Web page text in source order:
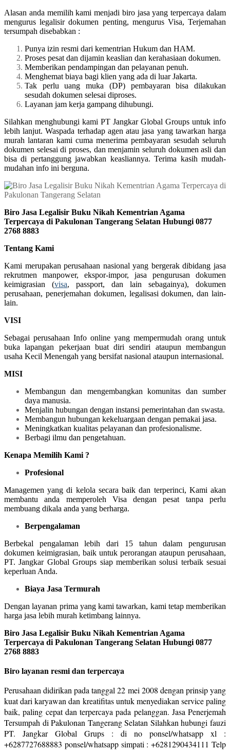
Alasan anda memilih kami menjadi biro jasa yang terpercaya dalam
mengurus legalisir dokumen penting, mengurus Visa, Terjemahan
tersumpah disebabkan :
Punya izin resmi dari kementrian Hukum dan HAM.
Proses pesat dan dijamin keaslian dan kerahasiaan dokumen.
Memberikan pendampingan dan pelayanan penuh.
Menghemat biaya bagi klien yang ada di luar Jakarta.
Tak perlu uang muka (DP) pembayaran bisa dilakukan
sesudah dokumen selesai diproses.
Layanan jam kerja gampang dihubungi.
Silahkan menghubungi kami PT Jangkar Global Groups untuk info
lebih lanjut. Waspada terhadap agen atau jasa yang tawarkan harga
murah lantaran kami cuma menerima pembayaran sesudah seluruh
dokumen selesai di proses, dan menjamin seluruh dokumen asli dan
bisa di pertanggung jawabkan keasliannya. Terima kasih mudah-
mudahan info ini berguna.
Biro Jasa Legalisir Buku Nikah Kementrian Agama
Terpercaya di Pakulonan Tangerang Selatan Hubungi 0877
2768 8883
Tentang Kami
Kami merupakan perusahaan nasional yang bergerak dibidang jasa
rekrutmen manpower, ekspor-impor, jasa pengurusan dokumen
keimigrasian (visa, passport, dan lain sebagainya), dokumen
perusahaan, penerjemahan dokumen, legalisasi dokumen, dan lain-
lain.
VISI
Sebagai perusahaan Info online yang mempermudah orang untuk
buka lapangan pekerjaan buat diri sendiri ataupun membangun
usaha Kecil Menengah yang bersifat nasional ataupun internasional.
MISI
Membangun dan mengembangkan komunitas dan sumber
daya manusia.
Menjalin hubungan dengan instansi pemerintahan dan swasta.
Membangun hubungan kekeluargaan dengan pemakai jasa.
Meningkatkan kualitas pelayanan dan profesionalisme.
Berbagi ilmu dan pengetahuan.
Kenapa Memilih Kami ?
Profesional
Managemen yang di kelola secara baik dan terperinci, Kami akan
membantu anda memperoleh Visa dengan pesat tanpa perlu
membuang dikala anda yang berharga.
Berpengalaman
Berbekal pengalaman lebih dari 15 tahun dalam pengurusan
dokumen keimigrasian, baik untuk perorangan ataupun perusahaan,
PT. Jangkar Global Groups siap memberikan solusi terbaik sesuai
keperluan Anda.
Biaya Jasa Termurah
Dengan layanan prima yang kami tawarkan, kami tetap memberikan
harga jasa lebih murah ketimbang lainnya.
Biro Jasa Legalisir Buku Nikah Kementrian Agama
Terpercaya di Pakulonan Tangerang Selatan Hubungi 0877
2768 8883
Biro layanan resmi dan terpercaya
Perusahaan didirikan pada tanggal 22 mei 2008 dengan prinsip yang
kuat dari karyawan dan kreatifitas untuk menyediakan service paling
baik, paling cepat dan terpercaya pada pelanggan. Jasa Penerjemah
Tersumpah di Pakulonan Tangerang Selatan Silahkan hubungi fauzi
PT. Jangkar Global Grups : di no ponsel/whatsapp xl :
+6287727688883 ponsel/whatsapp simpati : +6281290434111 Telp